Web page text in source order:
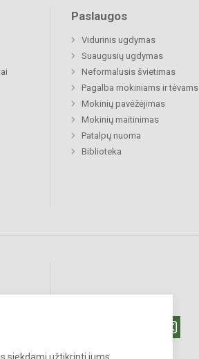
Paslaugos
Vidurinis ugdymas
Suaugusių ugdymas
Neformalusis švietimas
Pagalba mokiniams ir tėvams
Mokinių pavėžėjimas
Mokinių maitinimas
Patalpų nuoma
Biblioteka